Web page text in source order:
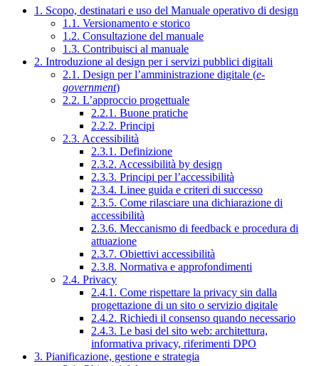
1. Scopo, destinatari e uso del Manuale operativo di design
1.1. Versionamento e storico
1.2. Consultazione del manuale
1.3. Contribuisci al manuale
2. Introduzione al design per i servizi pubblici digitali
2.1. Design per l’amministrazione digitale (e-
government)
2.2. L’approccio progettuale
2.2.1. Buone pratiche
2.2.2. Principi
2.3. Accessibilità
2.3.1. Definizione
2.3.2. Accessibilità by design
2.3.3. Principi per l’accessibilità
2.3.4. Linee guida e criteri di successo
2.3.5. Come rilasciare una dichiarazione di
accessibilità
2.3.6. Meccanismo di feedback e procedura di
attuazione
2.3.7. Obiettivi accessibilità
2.3.8. Normativa e approfondimenti
2.4. Privacy
2.4.1. Come rispettare la privacy sin dalla
progettazione di un sito o servizio digitale
2.4.2. Richiedi il consenso quando necessario
2.4.3. Le basi del sito web: architettura,
informativa privacy, riferimenti DPO
3. Pianificazione, gestione e strategia